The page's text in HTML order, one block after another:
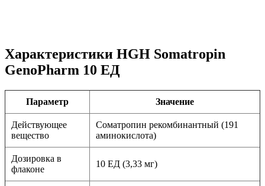
Характеристики HGH Somatropin
GenoPharm 10 ЕД
Параметр Значение
Действующее
вещество
Соматропин рекомбинантный (191
аминокислота)
Дозировка в
флаконе
10 ЕД (3,33 мг)